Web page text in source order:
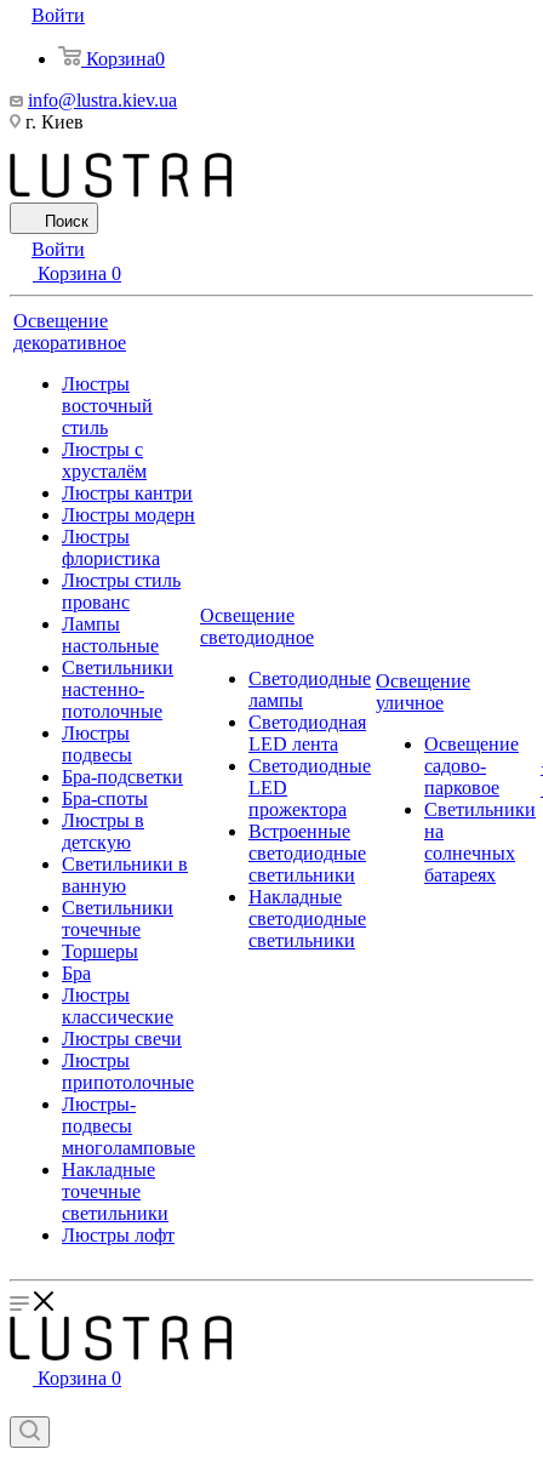
Войти
Корзина0
info@lustra.kiev.ua
г. Киев
Поиск
Войти
Корзина 0
Освещение
декоративное
Люстры
восточный
стиль
Люстры с
хрусталём
Люстры кантри
Люстры модерн
Люстры
флористика
Люстры стиль
прованс
Лампы
настольные
Светильники
настенно-
потолочные
Люстры
подвесы
Бра-подсветки
Бра-споты
Люстры в
детскую
Светильники в
ванную
Светильники
точечные
Торшеры
Бра
Люстры
классические
Люстры свечи
Люстры
припотолочные
Люстры-
подвесы
многоламповые
Накладные
точечные
светильники
Люстры лофт
Освещение
светодиодное
Светодиодные
лампы
Светодиодная
LED лента
Светодиодные
LED
прожектора
Встроенные
светодиодные
светильники
Накладные
светодиодные
светильники
Освещение
уличное
Освещение
садово-
парковое
Светильники
на
солнечных
батареях
Корзина 0